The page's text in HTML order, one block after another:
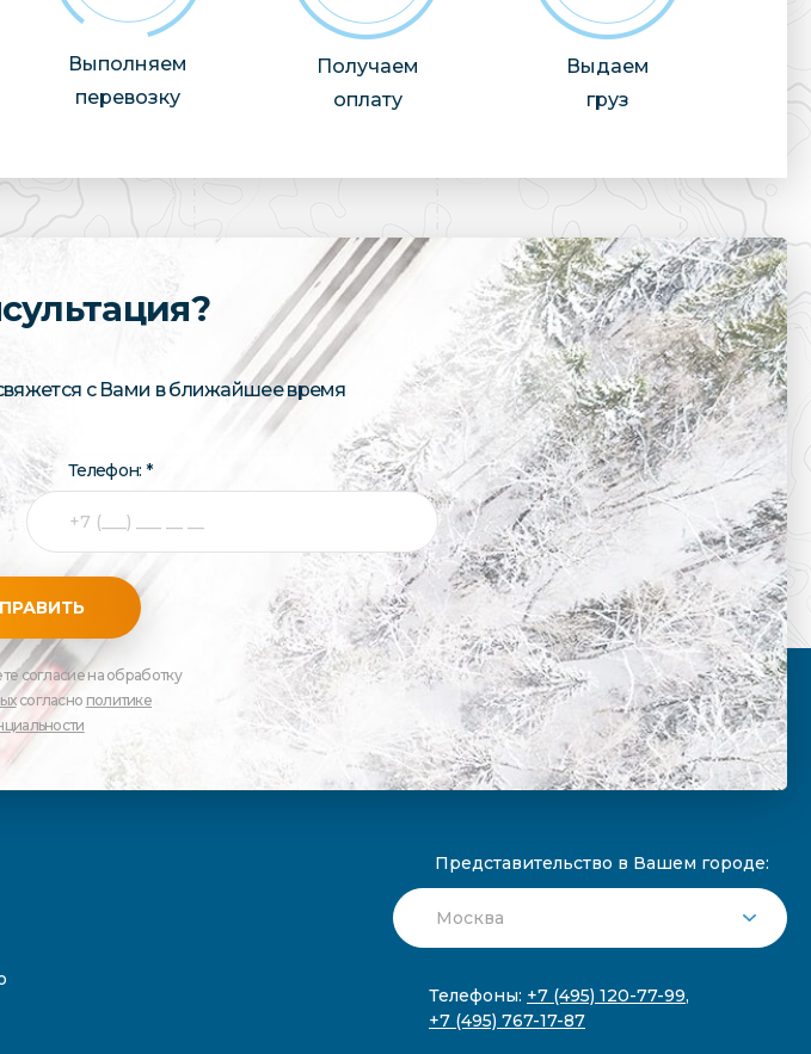
Выполняем
перевозку
Получаем
оплату
Выдаем
груз
с Вами в ближайшее время
Телефон: *
согласие на обработку
согласно политике
Представительство в Вашем городе:
Телефоны: +7 (495) 120-77-99,
+7 (495) 767-17-87